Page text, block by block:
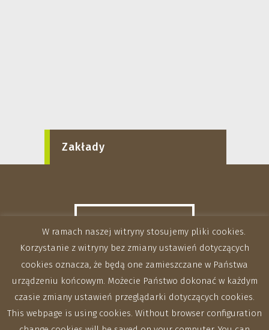
Zakłady
W ramach naszej witryny stosujemy pliki cookies.
Korzystanie z witryny bez zmiany ustawień dotyczących
cookies oznacza, że będą one zamieszczane w Państwa
urządzeniu końcowym. Możecie Państwo dokonać w każdym
czasie zmiany ustawień przeglądarki dotyczących cookies.
This webpage is using cookies. Without browser configuration